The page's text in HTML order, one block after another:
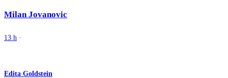
Milan Jovanovic
13 h ·
Edita Goldstein